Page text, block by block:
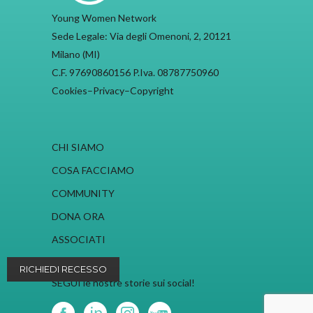
Young Women Network
Sede Legale: Via degli Omenoni, 2, 20121
Milano (MI)
C.F. 97690860156 P.Iva. 08787750960
Cookies–Privacy–Copyright
CHI SIAMO
COSA FACCIAMO
COMMUNITY
DONA ORA
ASSOCIATI
SEGUI le nostre storie sui social!
RICHIEDI RECESSO